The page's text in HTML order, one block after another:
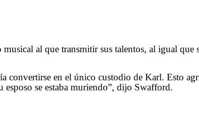
al que transmitir sus talentos, al igual
en el único custodio de Karl. Esto
esposo se estaba muriendo”, dijo Swafford.